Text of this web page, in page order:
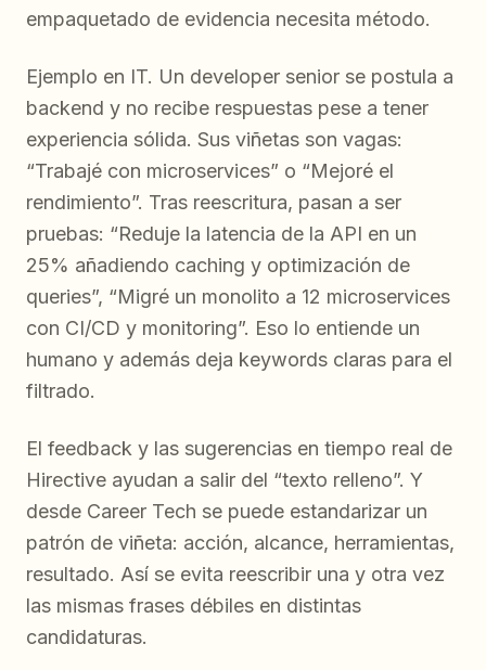
empaquetado de evidencia necesita método.
Ejemplo en IT. Un developer senior se postula a
backend y no recibe respuestas pese a tener
experiencia sólida. Sus viñetas son vagas:
“Trabajé con microservices” o “Mejoré el
rendimiento”. Tras reescritura, pasan a ser
pruebas: “Reduje la latencia de la API en un
25% añadiendo caching y optimización de
queries”, “Migré un monolito a 12 microservices
con CI/CD y monitoring”. Eso lo entiende un
humano y además deja keywords claras para el
filtrado.
El feedback y las sugerencias en tiempo real de
Hirective ayudan a salir del “texto relleno”. Y
desde Career Tech se puede estandarizar un
patrón de viñeta: acción, alcance, herramientas,
resultado. Así se evita reescribir una y otra vez
las mismas frases débiles en distintas
candidaturas.